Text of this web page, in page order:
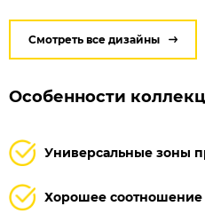
Смотреть все дизайны
Особенности
Универсальные зоны
Хорошее соотношение